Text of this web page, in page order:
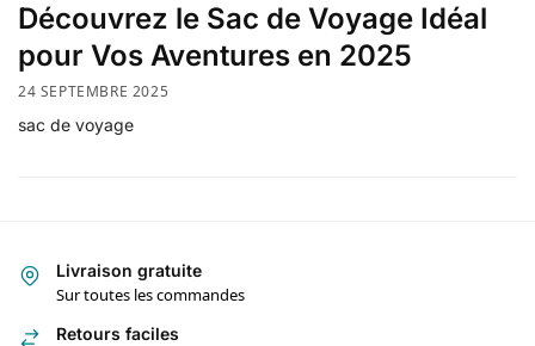
Découvrez le Sac de Voyage Idéal
pour Vos Aventures en 2025
24 SEPTEMBRE 2025
sac de voyage
Livraison gratuite
Sur toutes les commandes
Retours faciles